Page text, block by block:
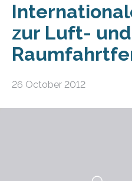
zur Luft- und
26 October 2012